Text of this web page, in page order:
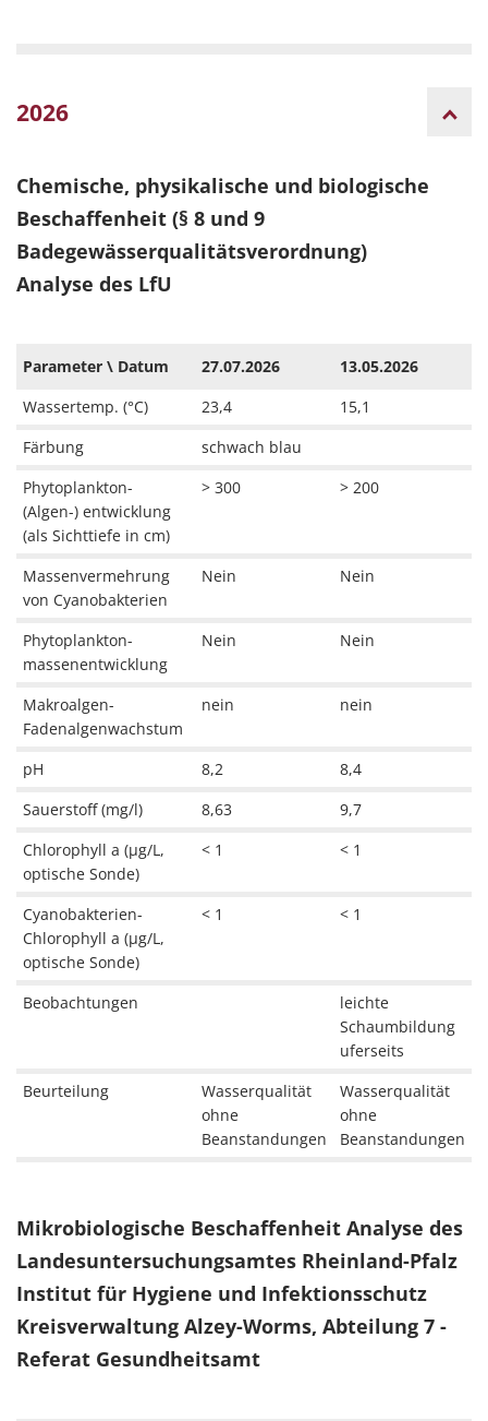
2026
Chemische, physikalische und biologische
Beschaffenheit (§ 8 und 9
Badegewässerqualitätsverordnung)
Analyse des LfU
Parameter \ Datum 27.07.2026
13.05.2026
Wassertemp. (°C)
23,4
15,1
Färbung
schwach blau
Phytoplankton-
(Algen-) entwicklung
(als Sichttiefe in cm)
> 300 > 200
Massenvermehrung
von Cyanobakterien
Nein Nein
Phytoplankton-
massenentwicklung
Nein Nein
Makroalgen-
Fadenalgenwachstum
nein nein
pH 8,2
8,4
Sauerstoff (mg/l)
8,63
9,7
Chlorophyll a (µg/L,
optische Sonde)
< 1 < 1
Cyanobakterien-
Chlorophyll a (µg/L,
optische Sonde)
< 1 < 1
Beobachtungen
leichte
Schaumbildung
uferseits
Beurteilung
Wasserqualität
ohne
Beanstandungen
Wasserqualität
ohne
Beanstandungen
Mikrobiologische Beschaffenheit Analyse des
Landesuntersuchungsamtes Rheinland-Pfalz
Institut für Hygiene und Infektionsschutz
Kreisverwaltung Alzey-Worms, Abteilung 7 -
Referat Gesundheitsamt